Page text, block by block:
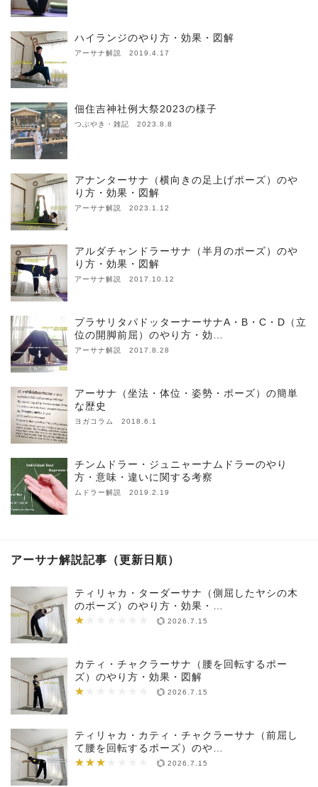
ハイランジのやり方・効果・図解
アーサナ解説 2019.4.17
佃住吉神社例大祭2023の様子
つぶやき・雑記 2023.8.8
アナンターサナ（横向きの足上げポーズ）のや
り方・効果・図解
アーサナ解説 2023.1.12
アルダチャンドラーサナ（半月のポーズ）のや
り方・効果・図解
アーサナ解説 2017.10.12
プラサリタパドッターナーサナA・B・C・D（立
位の開脚前屈）のやり方・効…
アーサナ解説 2017.8.28
アーサナ（坐法・体位・姿勢・ポーズ）の簡単
な歴史
ヨガコラム 2018.6.1
チンムドラー・ジュニャーナムドラーのやり
方・意味・違いに関する考察
ムドラー解説 2019.2.19
アーサナ解説記事（更新日順）
ティリャカ・ターダーサナ（側屈したヤシの木
のポーズ）のやり方・効果・…
★
★★★★★★★ 2026.7.15
カティ・チャクラーサナ（腰を回転するポー
ズ）のやり方・効果・図解
★
★★★★★★★ 2026.7.15
ティリャカ・カティ・チャクラーサナ（前屈し
て腰を回転するポーズ）のや…
★★★
★★★★★★★ 2026.7.15